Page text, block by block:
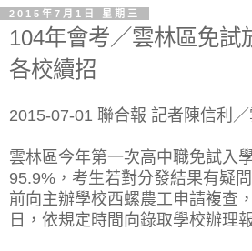
2015年7月1日 星期三
104年會考／雲林區免試
各校續招
2015-07-01 聯合報 記者陳信利
雲林區今年第一次高中職免試入
95.9%，考生若對分發結果有疑
前向主辦學校西螺農工申請複查
日，依規定時間向錄取學校辦理